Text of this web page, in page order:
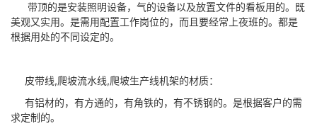
带顶的是安装照明设备，气的设备以及放置文件的看板用的。既
美观又实用。是需用配置工作岗位的，而且要经常上夜班的。都是
根据用处的不同设定的。
皮带线,爬坡流水线,爬坡生产线机架的材质：
有铝材的，有方通的，有角铁的，有不锈钢的。是根据客户的需
求定制的。